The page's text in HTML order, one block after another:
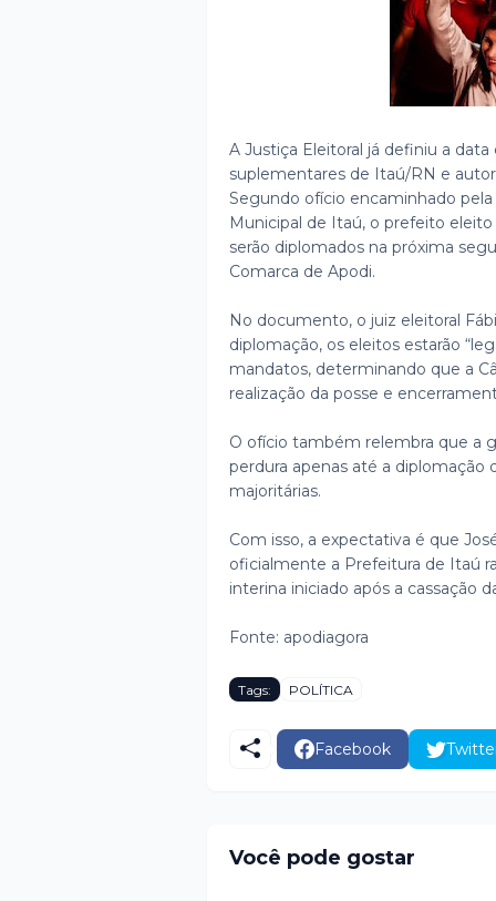
A Justiça Eleitoral já definiu a
suplementares de Itaú/RN e
Segundo ofício encaminhado pela
Municipal de Itaú, o prefeito
serão diplomados na próxima
Comarca de Apodi.
No documento, o juiz eleitoral
diplomação, os eleitos estarão
mandatos, determinando que a
realização da posse e
O ofício também relembra que a
perdura apenas até a diplomação
majoritárias.
Com isso, a expectativa é que
oficialmente a Prefeitura de Itaú
interina iniciado após a cassação
Fonte: apodiagora
Tags: POLÍTICA
Facebook
Você pode gostar